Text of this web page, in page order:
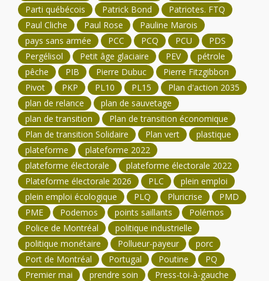
Parti québécois
Patrick Bond
Patriotes. FTQ
Paul Cliche
Paul Rose
Pauline Marois
pays sans armée
PCC PCQ PCU
PDS
Pergélisol
Petit âge glaciaire PEV
pétrole
pêche
PIB Pierre Dubuc
Pierre Fitzgibbon
Pivot
PKP PL10 PL15
Plan d'action 2035
plan de relance
plan de sauvetage
plan de transition
Plan de transition économique
Plan de transition Solidaire
Plan vert
plastique
plateforme
plateforme 2022
plateforme électorale
plateforme électorale 2022
Plateforme électorale 2026
PLC
plein emploi
plein emploi écologique
PLQ Pluricrise
PMD
PME
Podemos points saillants
Polémos
Police de Montréal
politique industrielle
politique monétaire
Pollueur-payeur
porc
Port de Montréal
Portugal Poutine
PQ
Premier mai
prendre soin
Press-toi-à-gauche